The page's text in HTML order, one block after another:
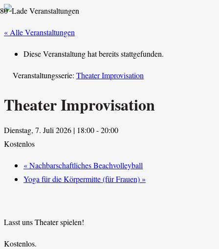
« Alle Veranstaltungen
Diese Veranstaltung hat bereits stattgefunden.
Veranstaltungsserie: Theater Improvisation
Theater Improvisation
Dienstag, 7. Juli 2026 | 18:00-20:00
Kostenlos
«Nachbarschaftliches Beachvolleyball
Yoga für die Körpermitte (für Frauen)»
Lasst uns Theater spielen!
Kostenlos.